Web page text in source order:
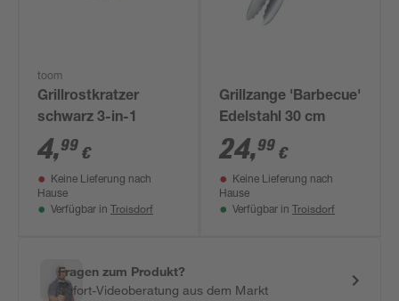
toom
Grillrostkratzer
schwarz 3-in-1
4,99 €
Keine Lieferung nach
Hause
Verfügbar in Troisdorf
Grillzange 'Barbecue'
Edelstahl 30 cm
24,99 €
Keine Lieferung nach
Hause
Verfügbar in Troisdorf
Fragen zum Produkt?
Sofort-Videoberatung aus dem Markt